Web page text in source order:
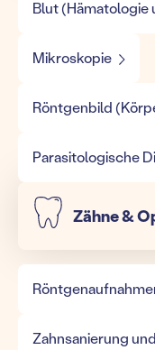
Blut (Hämatologie
Mikroskopie
Röntgenbild
Parasitologische
Zähne &
Zahnsanierung